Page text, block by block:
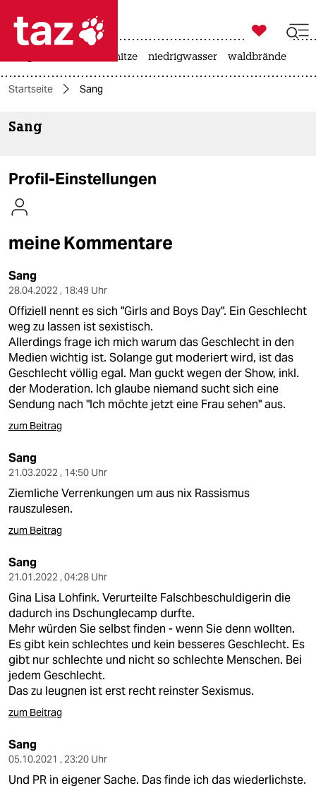

themen
kultur
sport
berlin
nord
wahrheit
verlag
veranstaltungen
shop
fragen & hilfe
abo
genossenschaft
epaper login

taz zahl ich
hitze niedrigwasser waldbrände
Startseite Sang
Sang
Profil-Einstellungen
meine Kommentare
Sang
28.04.2022 , 18:49 Uhr
Offiziell nennt es sich "Girls and Boys Day". Ein Geschlecht
weg zu lassen ist sexistisch.
Allerdings frage ich mich warum das Geschlecht in den
Medien wichtig ist. Solange gut moderiert wird, ist das
Geschlecht völlig egal. Man guckt wegen der Show, inkl.
der Moderation. Ich glaube niemand sucht sich eine
Sendung nach "Ich möchte jetzt eine Frau sehen" aus.
zum Beitrag
Sang
21.03.2022 , 14:50 Uhr
Ziemliche Verrenkungen um aus nix Rassismus
rauszulesen.
zum Beitrag
Sang
21.01.2022 , 04:28 Uhr
Gina Lisa Lohfink. Verurteilte Falschbeschuldigerin die
dadurch ins Dschunglecamp durfte.
Mehr würden Sie selbst finden - wenn Sie denn wollten.
Es gibt kein schlechtes und kein besseres Geschlecht. Es
gibt nur schlechte und nicht so schlechte Menschen. Bei
jedem Geschlecht.
Das zu leugnen ist erst recht reinster Sexismus.
zum Beitrag
Sang
05.10.2021 , 23:20 Uhr
Und PR in eigener Sache. Das finde ich das wiederlichste.